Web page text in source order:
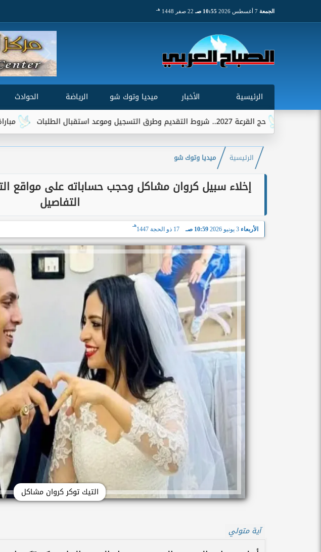
الجمعة 10:55 صـ 22 صفر 1448 هـ
الرئيسية الأخبار ميديا وتوك شو الرياضة الحوادث
مباراة مصر
الرئيسية ميديا وتوك شو
إخلاء سبيل كروان مشاكل وحجب حساباته على مواقع
التفاصيل
الأربعاء 3 يونيو 2026 10:59 صـ 17 ذو الحجة 1447
هـ
التيك توكر كروان مشاكل
آية متولي